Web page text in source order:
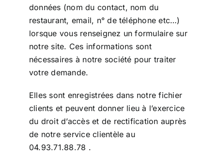
données (nom du contact, nom du
restaurant, email, n° de téléphone etc…)
lorsque vous renseignez un formulaire sur
notre site. Ces informations sont
nécessaires à notre société pour traiter
votre demande.
Elles sont enregistrées dans notre fichier
clients et peuvent donner lieu à l’exercice
du droit d’accès et de rectification auprès
de notre service clientèle au
04.93.71.88.78 .